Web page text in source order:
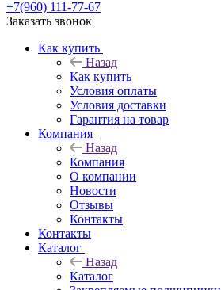
+7(960) 111-77-67
Заказать звонок
Как купить
Назад
Как купить
Условия оплаты
Условия доставки
Гарантия на товар
Компания
Назад
Компания
О компании
Новости
Отзывы
Контакты
Контакты
Каталог
Назад
Каталог